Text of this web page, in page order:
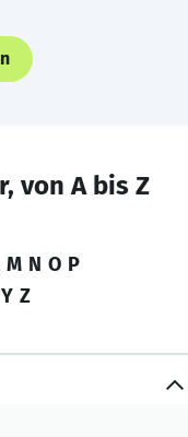
von A bis Z
M N O P
Y Z